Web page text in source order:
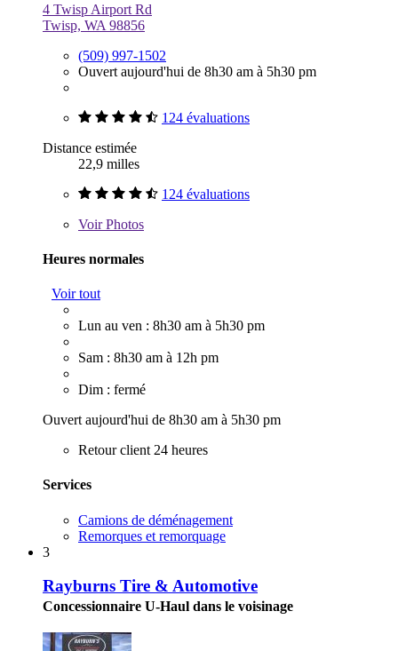
4 Twisp Airport Rd
Twisp, WA 98856
(509) 997-1502
Ouvert aujourd'hui de 8h30 am à 5h30 pm
124 évaluations
Distance estimée
22,9 milles
124 évaluations
VoirPhotos
Heures normales
Voir tout
Lun au ven : 8h30 am à 5h30 pm
Sam : 8h30 am à 12h pm
Dim : fermé
Ouvert aujourd'hui de 8h30 am à 5h30 pm
Retour client 24 heures
Services
Camions de déménagement
Remorques et remorquage
3
Rayburns Tire & Automotive
Concessionnaire U-Haul dans le voisinage